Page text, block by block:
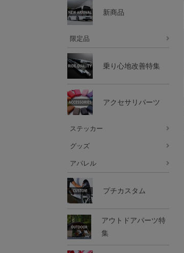
新商品
限定品
乗り心地改善特集
アクセサリパーツ
ステッカー
グッズ
アパレル
プチカスタム
アウトドアパーツ特
集